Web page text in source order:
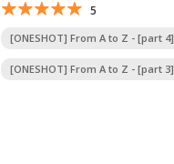
5
[ONESHOT] From A to Z - [part 4]
[ONESHOT] From A to Z - [part 3]